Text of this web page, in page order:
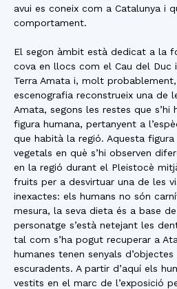
avui es coneix com a Catalunya i
comportament.
El segon àmbit està dedicat a la
cova en llocs com el Cau del Duc
Terra Amata i, molt probablement,
escenografia reconstrueix una de
Amata, segons les restes que s’hi
figura humana, pertanyent a
que habità la regió. Aquesta
vegetals en què s’hi observen
en la regió durant el Pleistocè
fruits per a desvirtuar una de les
inexactes: els humans no són
mesura, la seva dieta és a base
personatge s’està netejant les
tal com s’ha pogut recuperar a
humanes tenen senyals
escuradents. A partir d’aquí els
vestits en el marc de l’exposició